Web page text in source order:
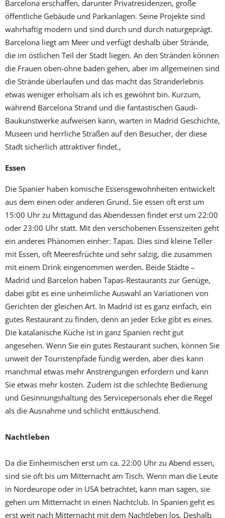
Barcelona erschaffen, darunter Privatresidenzen, große
öffentliche Gebäude und Parkanlagen. Seine Projekte sind
wahrhaftig modern und sind durch und durch naturgeprägt.
Barcelona liegt am Meer und verfügt deshalb über Strände,
die im östlichen Teil der Stadt liegen. An den Stränden können
die Frauen oben-ohne baden gehen, aber im allgemeinen sind
die Strände überlaufen und das macht das Stranderlebnis
etwas weniger erholsam als ich es gewöhnt bin. Kurzum,
während Barcelona Strand und die fantastischen Gaudi-
Baukunstwerke aufweisen kann, warten in Madrid Geschichte,
Museen und herrliche Straßen auf den Besucher, der diese
Stadt sicherlich attraktiver findet.,
Essen
Die Spanier haben komische Essensgewohnheiten entwickelt
aus dem einen oder anderen Grund. Sie essen oft erst um
15:00 Uhr zu Mittagund das Abendessen findet erst um 22:00
oder 23:00 Uhr statt. Mit den verschobenen Essenszeiten geht
ein anderes Phänomen einher: Tapas. Dies sind kleine Teller
mit Essen, oft Meeresfrüchte und sehr salzig, die zusammen
mit einem Drink eingenommen werden. Beide Städte –
Madrid und Barcelon haben Tapas-Restaurants zur Genüge,
dabei gibt es eine unheimliche Auswahl an Variationen von
Gerichten der gleichen Art. In Madrid ist es ganz einfach, ein
gutes Restaurant zu finden, denn an jeder Ecke gibt es eines.
Die katalanische Küche ist in ganz Spanien recht gut
angesehen. Wenn Sie ein gutes Restaurant suchen, können Sie
unweit der Touristenpfade fündig werden, aber dies kann
manchmal etwas mehr Anstrengungen erfordern und kann
Sie etwas mehr kosten. Zudem ist die schlechte Bedienung
und Gesinnungshaltung des Servicepersonals eher die Regel
als die Ausnahme und schlicht enttäuschend.
Nachtleben
Da die Einheimischen erst um ca. 22:00 Uhr zu Abend essen,
sind sie oft bis um Mitternacht am Tisch. Wenn man die Leute
in Nordeurope oder in USA betrachtet, kann man sagen, sie
gehen um Mitternacht in einen Nachtclub. In Spanien geht es
erst weit nach Mitternacht mit dem Nachtleben los. Deshalb